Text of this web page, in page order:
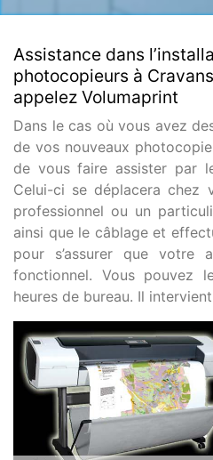
Assistance dans
photocopieurs à
appelez Volumaprint
Dans le cas où vous avez
de vos nouveaux
de vous faire assister par
Celui-ci se déplacera chez
professionnel ou un
ainsi que le câblage et
pour s’assurer que votre
fonctionnel. Vous pouvez
heures de bureau. Il